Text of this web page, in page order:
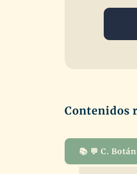
Contenidos
📚 💬 C.